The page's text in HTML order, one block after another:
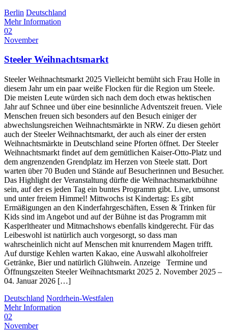
Berlin Deutschland
Mehr Information
02
November
Steeler Weihnachtsmarkt
Steeler Weihnachtsmarkt 2025 Vielleicht bemüht sich Frau Holle in
diesem Jahr um ein paar weiße Flocken für die Region um Steele.
Die meisten Leute würden sich nach dem doch etwas hektischen
Jahr auf Schnee und über eine besinnliche Adventszeit freuen. Viele
Menschen freuen sich besonders auf den Besuch einiger der
abwechslungsreichen Weihnachtsmärkte in NRW. Zu diesen gehört
auch der Steeler Weihnachtsmarkt, der auch als einer der ersten
Weihnachtsmärkte in Deutschland seine Pforten öffnet. Der Steeler
Weihnachtsmarkt findet auf dem gemütlichen Kaiser-Otto-Platz und
dem angrenzenden Grendplatz im Herzen von Steele statt. Dort
warten über 70 Buden und Stände auf Besucherinnen und Besucher.
Das Highlight der Veranstaltung dürfte die Weihnachtsmarktbühne
sein, auf der es jeden Tag ein buntes Programm gibt. Live, umsonst
und unter freiem Himmel! Mittwochs ist Kindertag: Es gibt
Ermäßigungen an den Kinderfahrgeschäften, Essen & Trinken für
Kids sind im Angebot und auf der Bühne ist das Programm mit
Kasperltheater und Mitmachshows ebenfalls kindgerecht. Für das
Leibeswohl ist natürlich auch vorgesorgt, so dass man
wahrscheinlich nicht auf Menschen mit knurrendem Magen trifft.
Auf durstige Kehlen warten Kakao, eine Auswahl alkoholfreier
Getränke, Bier und natürlich Glühwein. Anzeige Termine und
Öffnungszeiten Steeler Weihnachtsmarkt 2025 2. November 2025 –
04. Januar 2026 […]
Deutschland Nordrhein-Westfalen
Mehr Information
02
November